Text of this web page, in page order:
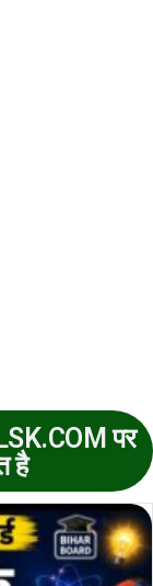
पर
है